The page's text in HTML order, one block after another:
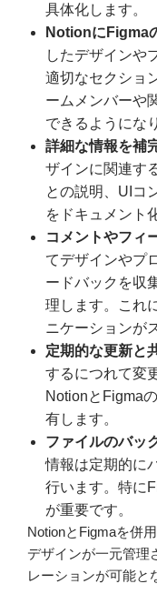
具体化します。
NotionにFigma
したデザインや
適切なセクショ
ームメンバーや
できるようにな
詳細な情報を補
ザインに関連す
との説明、UIコ
をドキュメント
コメントやフィ
てデザインやプ
ードバックを収
理します。これ
ニケーションが
定期的な更新と
するにつれて変
NotionとFigma
有します。
ファイルのバッ
情報は定期的に
行います。特に
が重要です。
NotionとFigmaを併
デザインが一元管理
レーションが可能と